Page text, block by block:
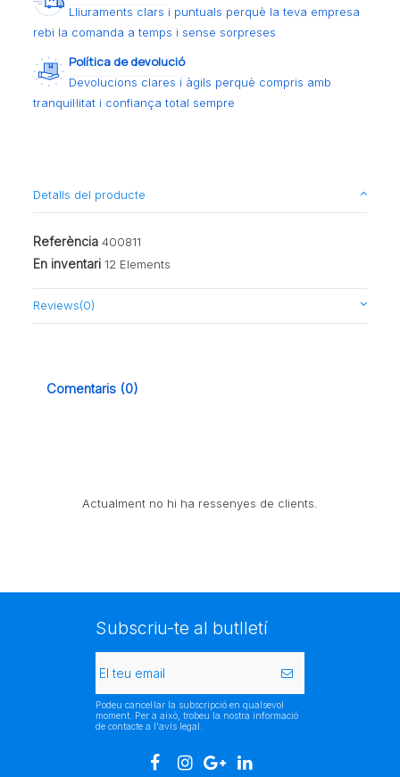
Lliuraments clars i puntuals perquè la teva empresa
rebi la comanda a temps i sense sorpreses
Política de devolució
Devolucions clares i àgils perquè compris amb
tranquil·litat i confiança total sempre
Detalls del producte
Referència 400811
En inventari 12 Elements
Reviews(0)
Comentaris (0)
Actualment no hi ha ressenyes de clients.
Subscriu-te al butlletí
Podeu cancel·lar la subscripció en qualsevol
moment. Per a això, trobeu la nostra informació
de contacte a l'avís legal.